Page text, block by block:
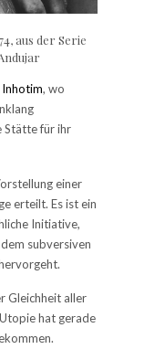
aus der Serie
Inhotim, wo
Stätte für ihr
einer
erteilt. Es ist ein
Initiative,
subversiven
Gleichheit aller
hat gerade